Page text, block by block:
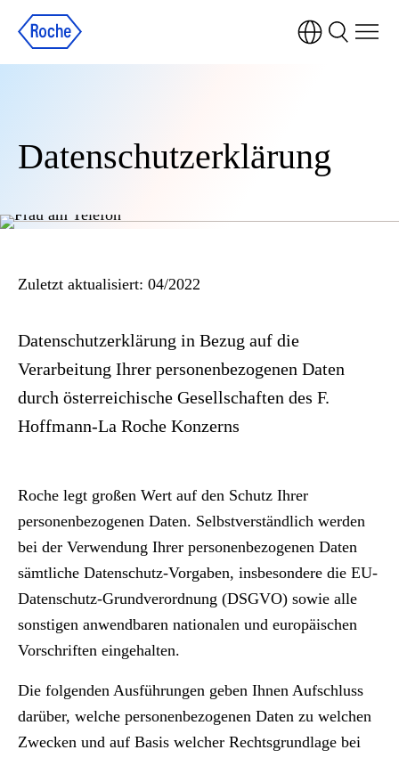
Datenschutzerklärung
Zuletzt aktualisiert: 04/2022
Datenschutzerklärung in Bezug auf die
Verarbeitung Ihrer personenbezogenen Daten
durch österreichische Gesellschaften des F.
Hoffmann-La Roche Konzerns
Roche legt großen Wert auf den Schutz Ihrer
personenbezogenen Daten. Selbstverständlich werden
bei der Verwendung Ihrer personenbezogenen Daten
sämtliche Datenschutz-Vorgaben, insbesondere die EU-
Datenschutz-Grundverordnung (DSGVO) sowie alle
sonstigen anwendbaren nationalen und europäischen
Vorschriften eingehalten.
Die folgenden Ausführungen geben Ihnen Aufschluss
darüber, welche personenbezogenen Daten zu welchen
Zwecken und auf Basis welcher Rechtsgrundlage bei